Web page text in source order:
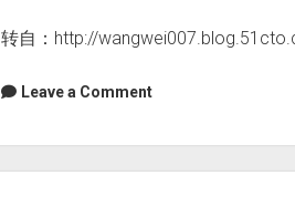
转自：http://
Leave a Comment